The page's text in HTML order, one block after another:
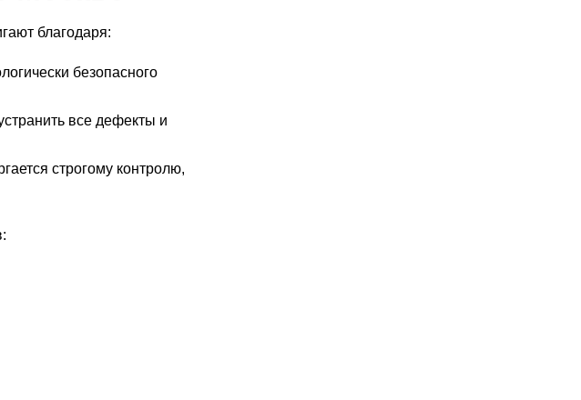
благодаря:
безопасного
все дефекты и
строгому контролю,